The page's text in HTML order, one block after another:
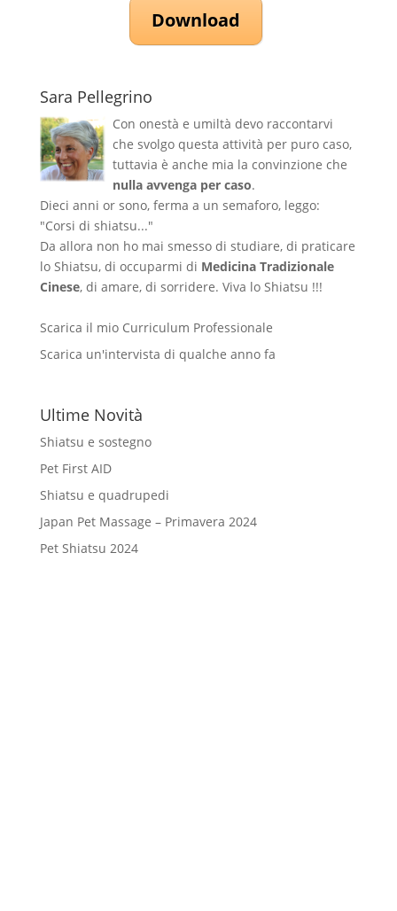
Download
Sara Pellegrino
Con onestà e umiltà devo raccontarvi
che svolgo questa attività per puro caso,
tuttavia è anche mia la convinzione che
nulla avvenga per caso.
Dieci anni or sono, ferma a un semaforo, leggo:
"Corsi di shiatsu..."
Da allora non ho mai smesso di studiare, di praticare
lo Shiatsu, di occuparmi di Medicina Tradizionale
Cinese, di amare, di sorridere. Viva lo Shiatsu !!!
Scarica il mio Curriculum Professionale
Scarica un'intervista di qualche anno fa
Ultime Novità
Shiatsu e sostegno
Pet First AID
Shiatsu e quadrupedi
Japan Pet Massage – Primavera 2024
Pet Shiatsu 2024